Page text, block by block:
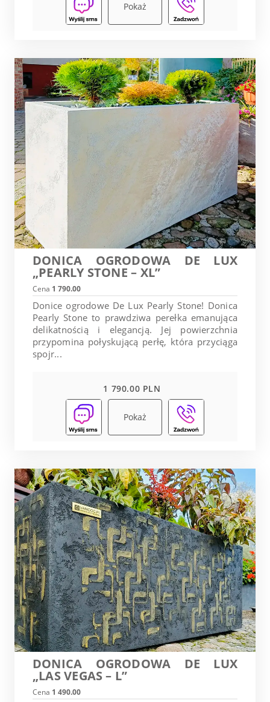
Pokaż
DONICA OGRODOWA DE LUX
„PEARLY STONE – XL”
Cena 1 790.00
Donice ogrodowe De Lux Pearly Stone! Donica
Pearly Stone to prawdziwa perełka emanująca
delikatnością i elegancją. Jej powierzchnia
przypomina połyskującą perłę, która przyciąga
spojr...
1 790.00 PLN
Pokaż
DONICA OGRODOWA DE LUX
„LAS VEGAS – L”
Cena 1 490.00